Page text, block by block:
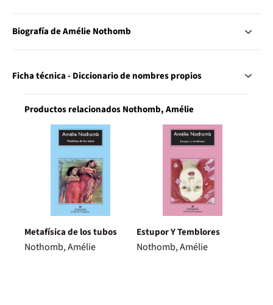
Biografía de Amélie Nothomb
Ficha técnica - Diccionario de nombres propios
Productos relacionados Nothomb, Amélie
Metafísica de los tubos
Nothomb, Amélie
Estupor Y Temblores
Nothomb, Amélie